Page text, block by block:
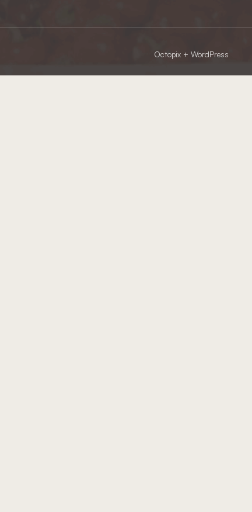
Octopix+ WordPress